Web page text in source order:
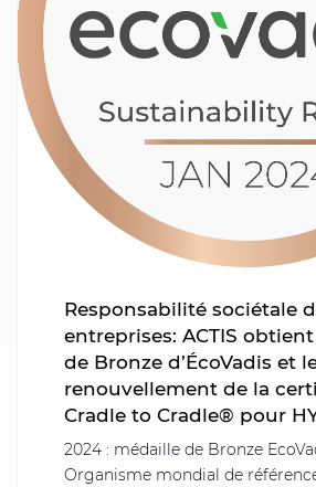
Responsabilité sociétale
entreprises: ACTIS
de Bronze d’ÉcoVadis et
renouvellement de la
Cradle to Cradle® pour
2024 : médaille de Bronze
Organisme mondial de